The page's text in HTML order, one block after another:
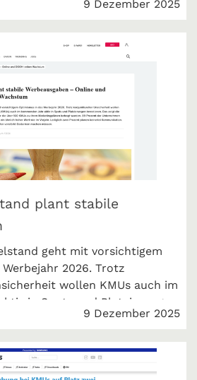
ist. retail News berichtet.
9 Dezember 2025
plant stabile
geht mit vorsichtigem
2026. Trotz
wollen KMUs auch im
in Spots und Platzierungen
unsere Umfrage. Meedia
9 Dezember 2025